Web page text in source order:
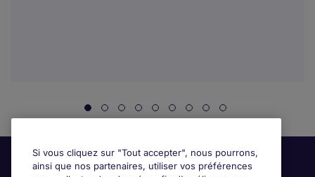
Si vous cliquez sur "Tout accepter", nous pourrons,
ainsi que nos partenaires, utiliser vos préférences